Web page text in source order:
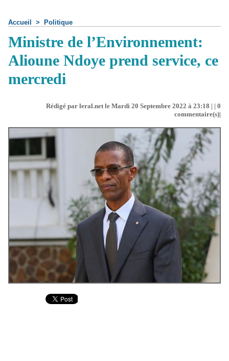
Accueil > Politique
Ministre de l’Environnement:
Alioune Ndoye prend service, ce
mercredi
Rédigé par leral.net le Mardi 20 Septembre 2022 à 23:18 | | 0
commentaire(s)|